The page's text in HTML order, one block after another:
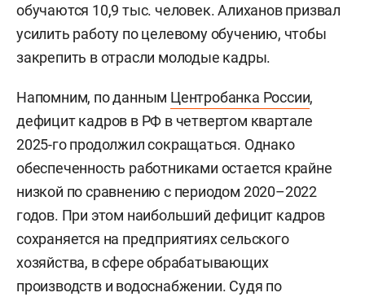
обучаются 10,9 тыс. человек. Алиханов призвал
усилить работу по целевому обучению, чтобы
закрепить в отрасли молодые кадры.
Напомним, по данным Центробанка России,
дефицит кадров в РФ в четвертом квартале
2025-го продолжил сокращаться. Однако
обеспеченность работниками остается крайне
низкой по сравнению с периодом 2020–2022
годов. При этом наибольший дефицит кадров
сохраняется на предприятиях сельского
хозяйства, в сфере обрабатывающих
производств и водоснабжении. Судя по